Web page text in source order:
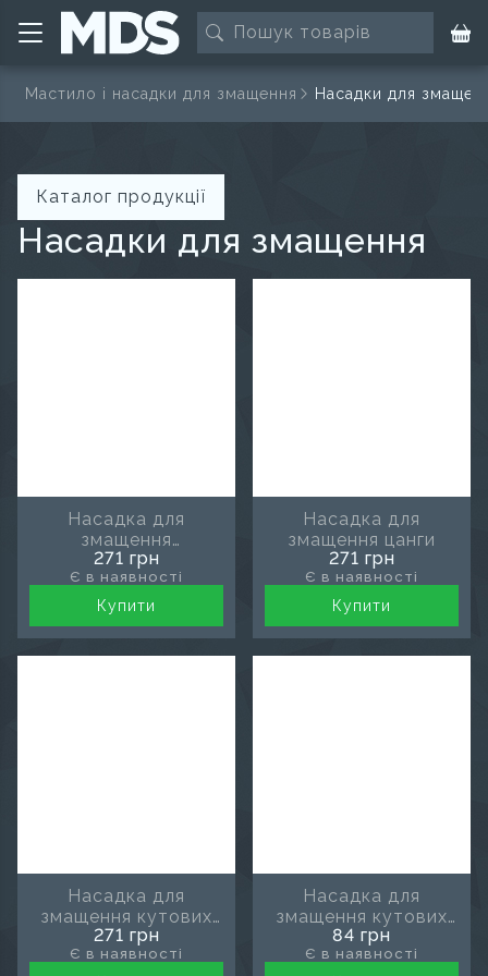
Мастило і насадки для змащення Насадки для
Каталог продукції
Насадки для змащення
Насадка для
змащення
наконечників 4/6
канальна
271 грн
Є в наявності
Купити
Насадка для
змащення цанги
271 грн
Є в наявності
Купити
Насадка для
змащення кутових
наконечників
(металева)
271 грн
Є в наявності
Насадка для
змащення кутових
наконечників
84 грн
Є в наявності